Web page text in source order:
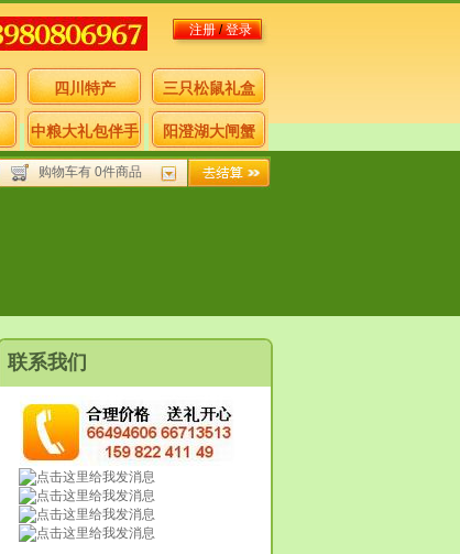
注册/登录
四川特产 三只松鼠礼盒
中粮大礼包伴手
礼
阳澄湖大闸蟹
购物车有 0件商品
联系我们